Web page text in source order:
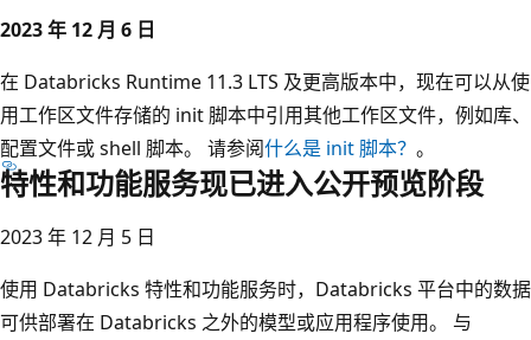
2023 年 12 月 6 日
在 Databricks Runtime 11.3 LTS 及更高版本中，现在可以从使
用工作区文件存储的 init 脚本中引用其他工作区文件，例如库、
配置文件或 shell 脚本。 请参阅什么是 init 脚本？ 。
特性和功能服务现已进入公开预览阶段
2023 年 12 月 5 日
使用 Databricks 特性和功能服务时，Databricks 平台中的数据
可供部署在 Databricks 之外的模型或应用程序使用。 与